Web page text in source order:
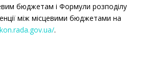
бюджетам і Формули розподілу
між місцевими бюджетами на
.